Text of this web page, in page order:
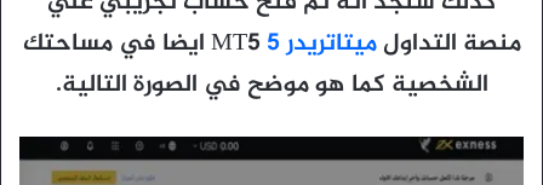
منصة التداولميتاتريدر 5
MT5 ايضا في مساحتك
الشخصية كما هو موضح في الصورة التالية.